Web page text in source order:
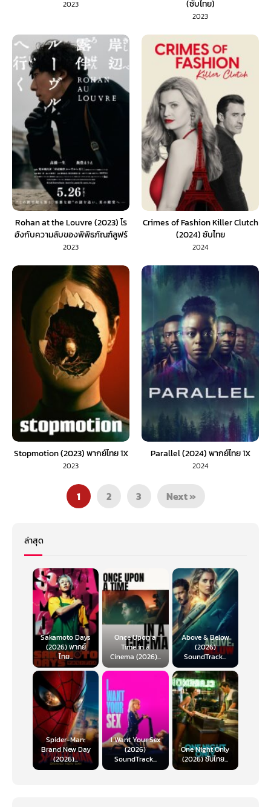
2023
(ซับไทย)
2023
Rohan at the Louvre (2023) โร
ฮังกับความลับของพิพิธภัณฑ์ลูฟร์
(พากย์ไทย)
2023
Crimes of Fashion Killer Clutch
(2024) ซับไทย
2024
Stopmotion (2023) พากย์ไทย 1X
2023
Parallel (2024) พากย์ไทย 1X
2024
1 2 3 Next »
ล่าสุด
Sakamoto Days
(2026) พากย์
ไทย...
Once Upon a
Time in a
Cinema (2026)...
Above & Below
(2026)
SoundTrack...
Spider-Man:
Brand New Day
(2026)...
I Want Your Sex
(2026)
SoundTrack...
One Night Only
(2026) ซับไทย...